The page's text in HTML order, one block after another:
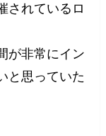
されているロ
が非常にイン
と思っていた